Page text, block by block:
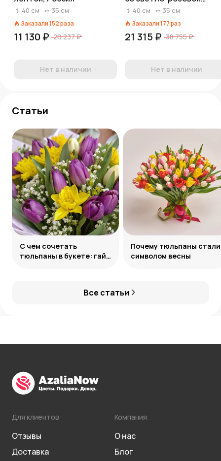
40 см 35 см
Заказали152раза
11 130 ₽ 20 237 ₽
Нет в наличии
лентой, Россия
40 см 35 см
Заказали177раз
21 315 ₽ 38 755 ₽
Нет в наличии
Статьи
Все статьи
С чем сочетать
тюльпаны в букете: гайд
Почему тюльпаны стали
символом весны
Для клиентов
Отзывы
Доставка
Компания
О нас
Блог